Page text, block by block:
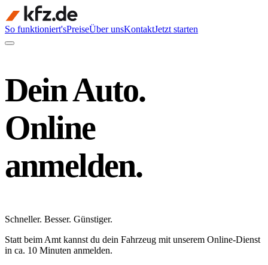
So funktioniert'sPreiseÜber unsKontaktJetzt starten
Dein Auto.
Online
anmelden.
Schneller. Besser. Günstiger.
Statt beim Amt kannst du dein Fahrzeug mit unserem Online-Dienst
in ca. 10 Minuten anmelden.